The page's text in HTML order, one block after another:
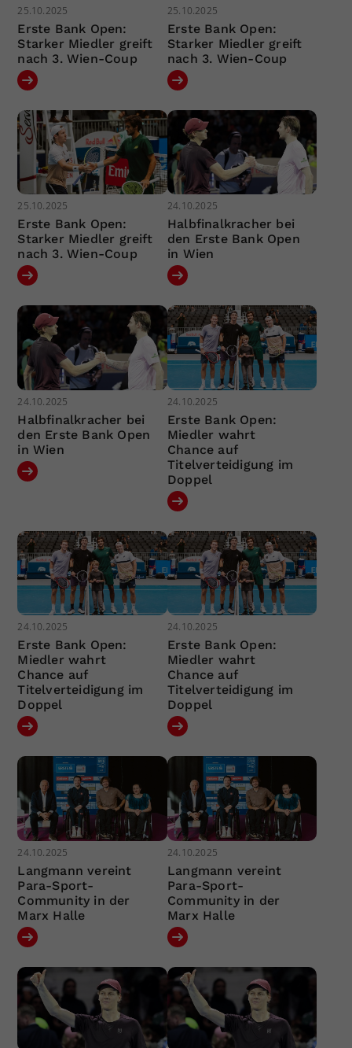
25.10.2025
Erste Bank Open:
Starker Miedler greift
nach 3. Wien-Coup
25.10.2025
Erste Bank Open:
Starker Miedler greift
nach 3. Wien-Coup
25.10.2025
Erste Bank Open:
Starker Miedler greift
nach 3. Wien-Coup
24.10.2025
Halbfinalkracher bei
den Erste Bank Open
in Wien
24.10.2025
Halbfinalkracher bei
den Erste Bank Open
in Wien
24.10.2025
Erste Bank Open:
Miedler wahrt
Chance auf
Titelverteidigung im
Doppel
24.10.2025
Erste Bank Open:
Miedler wahrt
Chance auf
Titelverteidigung im
Doppel
24.10.2025
Erste Bank Open:
Miedler wahrt
Chance auf
Titelverteidigung im
Doppel
24.10.2025
Langmann vereint
Para-Sport-
Community in der
Marx Halle
24.10.2025
Langmann vereint
Para-Sport-
Community in der
Marx Halle